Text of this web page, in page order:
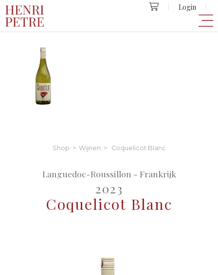
Login
Shop > Wijnen > Coquelicot Blanc
Languedoc-Roussillon - Frankrijk
2023
Coquelicot Blanc